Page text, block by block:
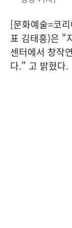
[문화예술=코
표 김태흥)은 "
센터에서 창작
다." 고 밝혔다.